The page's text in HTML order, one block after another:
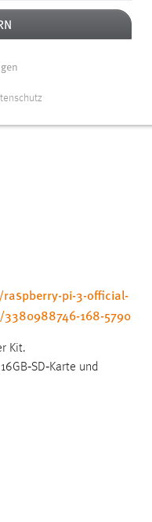
DESKTOP
pi-3-official-
168-5790
Kit.
und
grundlegende